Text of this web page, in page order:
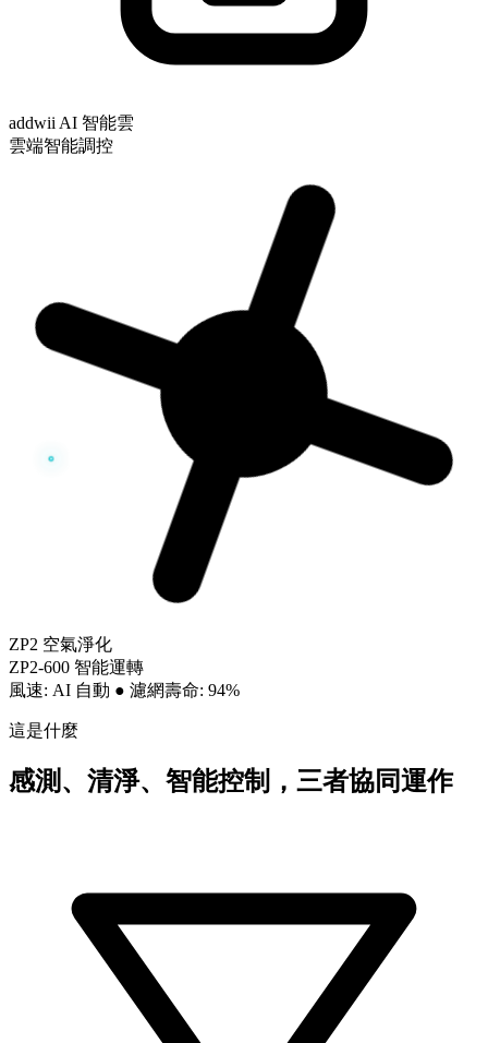
addwii AI 智能雲
雲端智能調控
ZP2 空氣淨化
ZP2-600 智能運轉
風速: AI 自動 ● 濾網壽命: 94%
這是什麼
感測、清淨、智能控制，三者協同運作